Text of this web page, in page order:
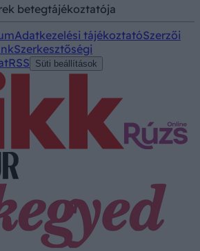
betegtájékoztatója
Adatkezelési tájékoztatóSzerzői
Szerkesztőségi
RSS Süti beállítások